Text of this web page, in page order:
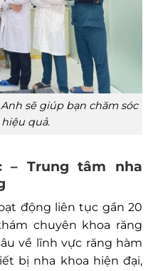
sẽ giúp bạn chăm sóc
quả.
– Trung tâm nha
động liên tục gần 20
chuyên khoa răng
về lĩnh vực răng hàm
bị nha khoa hiện đại,